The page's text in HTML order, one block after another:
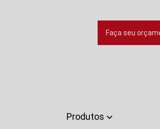
Faça seu
Produtos